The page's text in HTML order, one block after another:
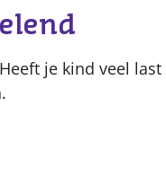
je kind veel last